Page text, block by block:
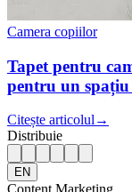
Camera copiilor
Tapet pentru
pentru un spațiu
Citește articolul →
Distribuie
EN